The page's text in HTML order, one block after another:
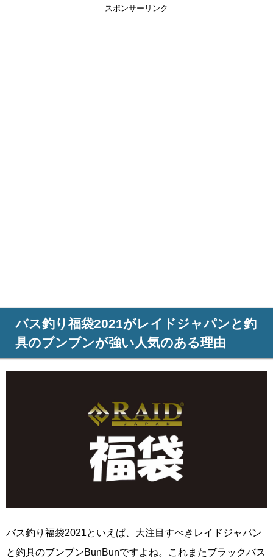
スポンサーリンク
バス釣り福袋2021がレイドジャパンと釣
具のブンブンが強い人気のある理由
バス釣り福袋2021といえば、大注目すべきレイドジャパン
と釣具のブンブンBunBunですよね。これまたブラックバス